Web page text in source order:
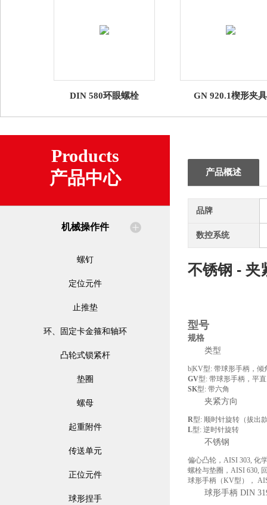
DIN 580环眼螺栓 GN 920.1楔形夹具
Products
产品中心
机械操作件
螺钉
定位元件
止推垫
环、固定卡金箍和轴环
凸轮式锁紧杆
垫圈
螺母
起重附件
传送单元
正位元件
球形捏手
产品概述
品牌
数控系统
不锈钢 - 夹
型号
规格
类型
b|KV型: 带球形手柄，倾
GV型: 带球形手柄，平
SK型: 带六角
夹紧方向
R型: 顺时针旋转（拔出
L型: 逆时针旋转
不锈钢
偏心凸轮，AISI 303, 化
螺栓与垫圈，AISI 630,
球形手柄（KV型），
球形手柄 DIN